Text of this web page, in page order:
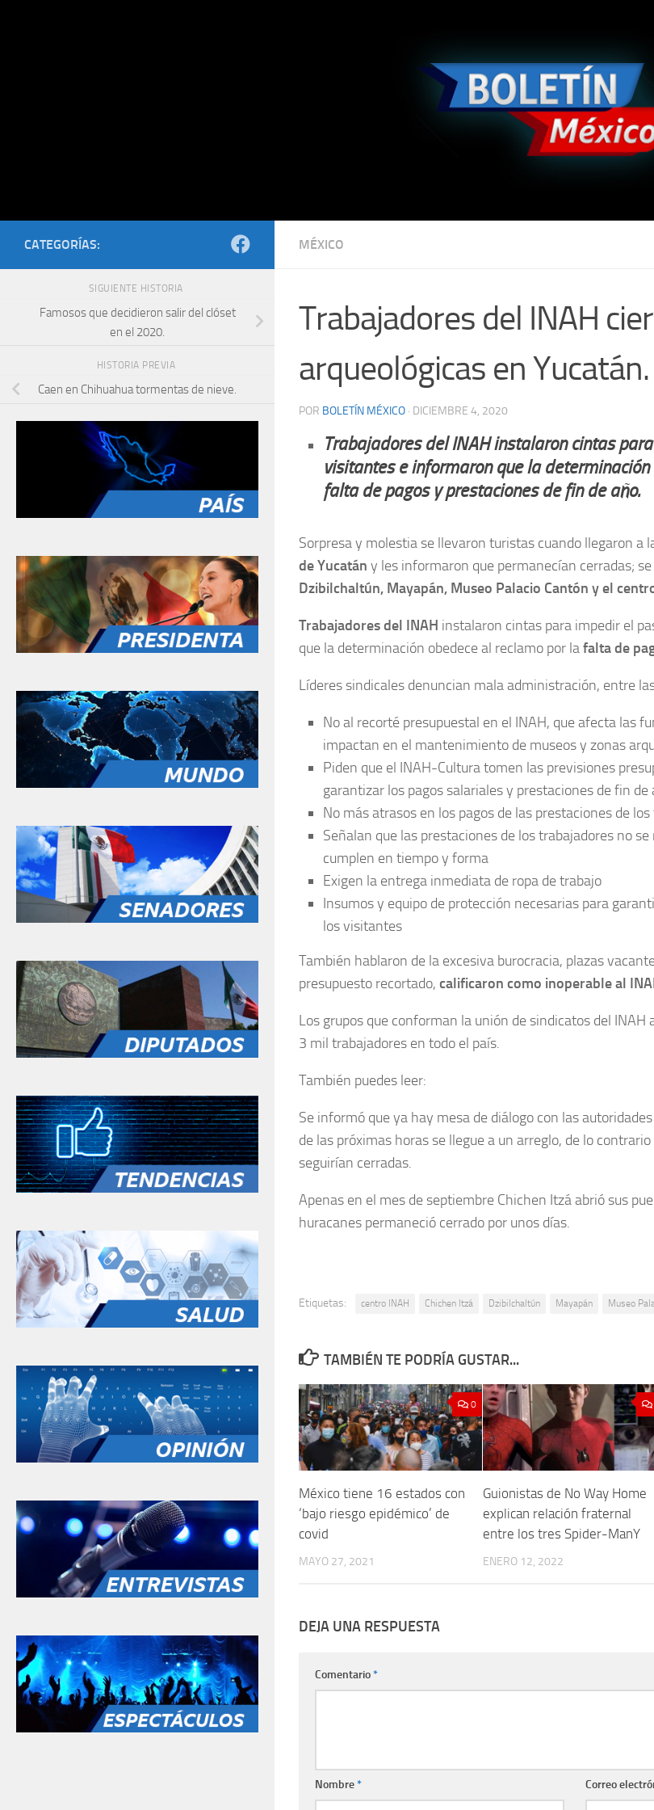
MÉXICO
Trabajadores del INAH
arqueológicas en Yucatán.
POR BOLETÍN MÉXICO · DICIEMBRE 4, 2020
Trabajadores del INAH instalaron cintas
visitantes e informaron que la
falta de pagos y prestaciones de fin de año.
Sorpresa y molestia se llevaron turistas cuando llegaron a
de Yucatán y les informaron que permanecían cerradas;
Dzibilchaltún, Mayapán, Museo Palacio Cantón y el
Trabajadores del INAH instalaron cintas para impedir el
que la determinación obedece al reclamo por lafalta de
Líderes sindicales denuncian mala administración, entre
No al recorté presupuestal en el INAH, que afecta las
impactan en el mantenimiento de museos y zonas
Piden que el INAH-Cultura tomen las previsiones
garantizar los pagos salariales y prestaciones de fin
No más atrasos en los pagos de las prestaciones de
Señalan que las prestaciones de los trabajadores no
cumplen en tiempo y forma
Exigen la entrega inmediata de ropa de trabajo
Insumos y equipo de protección necesarias para
los visitantes
También hablaron de la excesiva burocracia, plazas
presupuesto recortado, calificaron como inoperable al
Los grupos que conforman la unión de sindicatos del INAH
3 mil trabajadores en todo el país.
También puedes leer:
Se informó que ya hay mesa de diálogo con las
de las próximas horas se llegue a un arreglo, de lo contrario
seguirían cerradas.
Apenas en el mes de septiembre Chichen Itzá abrió sus
huracanes permaneció cerrado por unos días.
Etiquetas: centro INAH Chichen Itzá Dzibilchaltún Mayapán Museo
TAMBIÉN TE PODRÍA GUSTAR...
0
México tiene 16 estados con
‘bajo riesgo epidémico’ de
covid
MAYO 27, 2021
Guionistas de No Way Home
explican relación fraternal
entre los tres Spider-ManY
ENERO 12, 2022
DEJA UNA RESPUESTA
Comentario*
Nombre* Correo
CATEGORÍAS:
SIGUIENTE HISTORIA
Famosos que decidieron salir del clóset
en el 2020.
HISTORIA PREVIA
Caen en Chihuahua tormentas de nieve.